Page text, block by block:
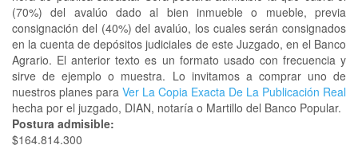
(70%) del avalúo dado al bien inmueble o mueble, previa
consignación del (40%) del avalúo, los cuales serán consignados
en la cuenta de depósitos judiciales de este Juzgado, en el Banco
Agrario. El anterior texto es un formato usado con frecuencia y
sirve de ejemplo o muestra. Lo invitamos a comprar uno de
nuestros planes para Ver La Copia Exacta De La Publicación Real
hecha por el juzgado, DIAN, notaría o Martillo del Banco Popular.
Postura admisible:
$164.814.300